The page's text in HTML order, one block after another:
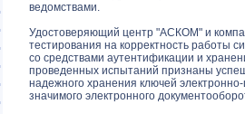
ведомствами.
Удостоверяющий центр "АСКОМ" и
тестирования на корректность работы
со средствами аутентификации и
проведенных испытаний признаны
надежного хранения ключей
значимого электронного